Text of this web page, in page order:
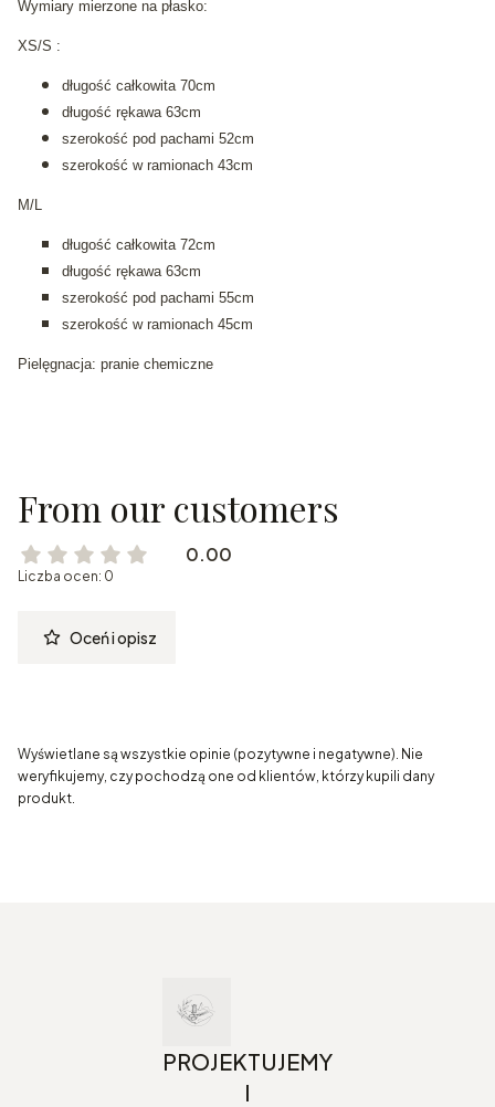
Wymiary mierzone na płasko:
XS/S :
długość całkowita 70cm
długość rękawa 63cm
szerokość pod pachami 52cm
szerokość w ramionach 43cm
M/L
długość całkowita 72cm
długość rękawa 63cm
szerokość pod pachami 55cm
szerokość w ramionach 45cm
Pielęgnacja: pranie chemiczne
From our customers
0.00
Liczba ocen: 0
Oceń i opisz
Wyświetlane są wszystkie opinie (pozytywne i negatywne). Nie
weryfikujemy, czy pochodzą one od klientów, którzy kupili dany
produkt.
PROJEKTUJEMY
I